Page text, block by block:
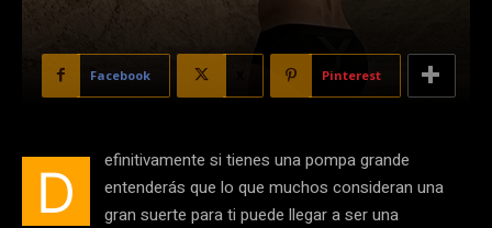
Facebook Pinterest
D
efinitivamente si tienes una pompa grande
entenderás que lo que muchos consideran una
gran suerte para ti puede llegar a ser una